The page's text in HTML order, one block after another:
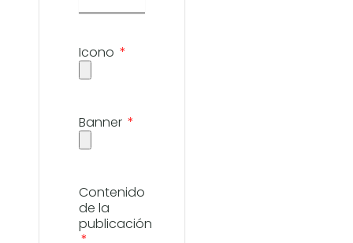
Icono
Banner
Contenido
de la
publicación